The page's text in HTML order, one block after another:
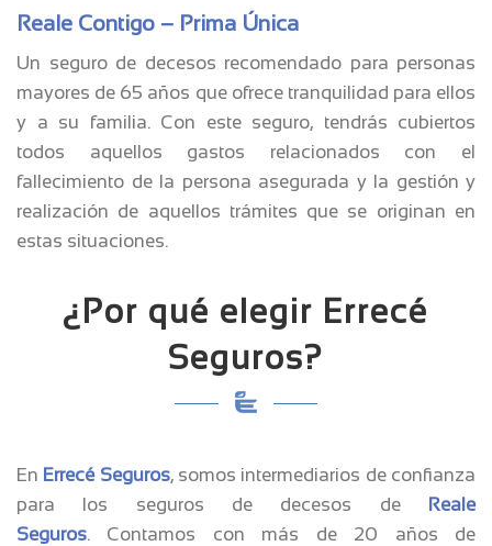
Reale Contigo – Prima Única
Un seguro de decesos recomendado para personas
mayores de 65 años que ofrece tranquilidad para ellos
y a su familia. Con este seguro, tendrás cubiertos
todos aquellos gastos relacionados con el
fallecimiento de la persona asegurada y la gestión y
realización de aquellos trámites que se originan en
estas situaciones.
¿Por qué elegir Errecé
Seguros?
En Errecé Seguros, somos intermediarios de confianza
para los seguros de decesos de Reale
Seguros. Contamos con más de 20 años de